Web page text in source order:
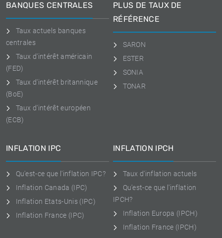
BANQUES CENTRALES
Taux actuels banques
centrales
Taux d'intérêt américain
(FED)
Taux d'intérêt britannique
(BoE)
Taux d'intérêt européen
(ECB)
PLUS DE TAUX DE
RÉFÉRENCE
SARON
ESTER
SONIA
TONAR
INFLATION IPC
Qu'est-ce que l'inflation IPC?
Inflation Canada (IPC)
Inflation Etats-Unis (IPC)
Inflation France (IPC)
INFLATION IPCH
Taux d'inflation actuels
Qu'est-ce que l'inflation
IPCH?
Inflation Europa (IPCH)
Inflation France (IPCH)